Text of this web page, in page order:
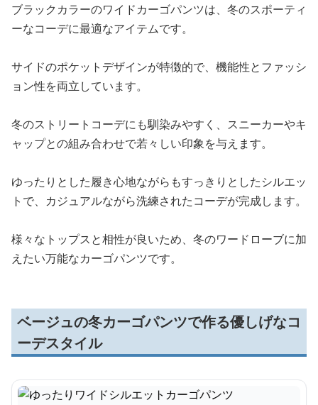
ブラックカラーのワイドカーゴパンツは、冬のスポーティ
ーなコーデに最適なアイテムです。
サイドのポケットデザインが特徴的で、機能性とファッシ
ョン性を両立しています。
冬のストリートコーデにも馴染みやすく、スニーカーやキ
ャップとの組み合わせで若々しい印象を与えます。
ゆったりとした履き心地ながらもすっきりとしたシルエッ
トで、カジュアルながら洗練されたコーデが完成します。
様々なトップスと相性が良いため、冬のワードローブに加
えたい万能なカーゴパンツです。
ベージュの冬カーゴパンツで作る優しげなコ
ーデスタイル